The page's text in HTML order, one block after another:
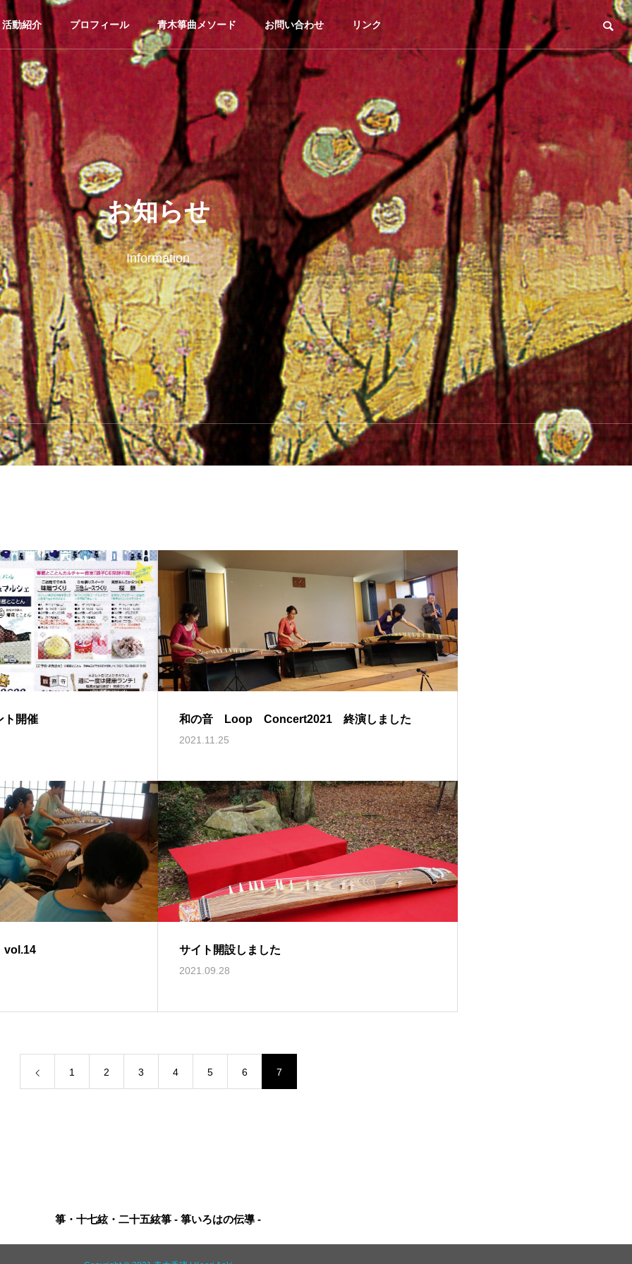
活動紹介 プロフィール 青木箏曲メソード お問い合わせ リンク
お知らせ
Information
ト開催 和の音 Loop Concert2021 終演しました
2021.11.25
vol.14 サイト開設しました
2021.09.28
1 2 3 4 5 6 7
箏・十七絃・二十五絃箏 - 箏いろはの伝導 -